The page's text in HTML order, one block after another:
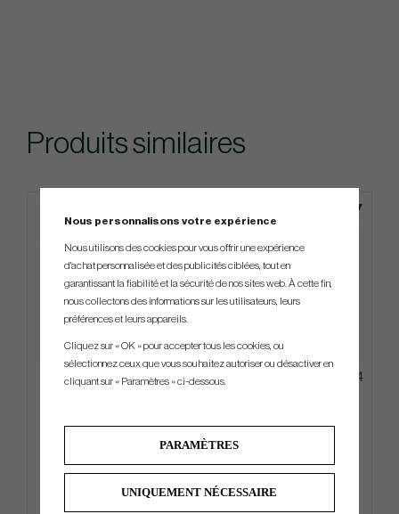
Produits similaires
KBS - TD
€180
Info Acheter
Ping PLD Milled Anser 2D 2024
€405
Info
Nous personnalisons votre expérience
Nous utilisons des cookies pour vous offrir une expérience
d'achat personnalisée et des publicités ciblées, tout en
garantissant la fiabilité et la sécurité de nos sites web. À cette fin,
nous collectons des informations sur les utilisateurs, leurs
préférences et leurs appareils.
Cliquez sur « OK » pour accepter tous les cookies, ou
sélectionnez ceux que vous souhaitez autoriser ou désactiver en
cliquant sur « Paramètres » ci-dessous.
PARAMÈTRES
UNIQUEMENT NÉCESSAIRE